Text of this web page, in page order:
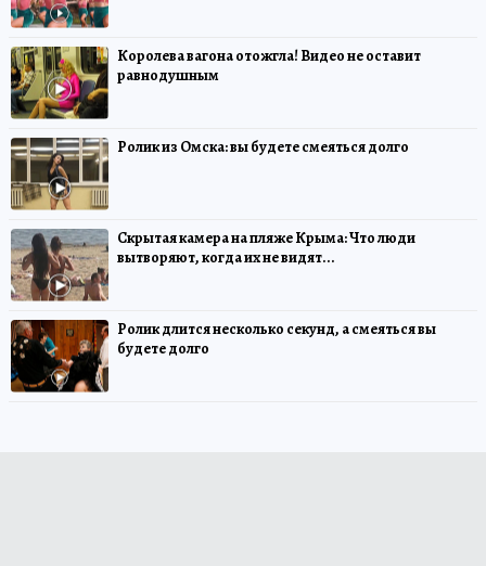
Королева вагона отожгла! Видео не оставит
равнодушным
Ролик из Омска: вы будете смеяться долго
Скрытая камера на пляже Крыма: Что люди
вытворяют, когда их не видят...
Ролик длится несколько секунд, а смеяться вы
будете долго